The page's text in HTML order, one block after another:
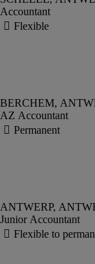
Accountant
AZ Accountant
Junior Accountant